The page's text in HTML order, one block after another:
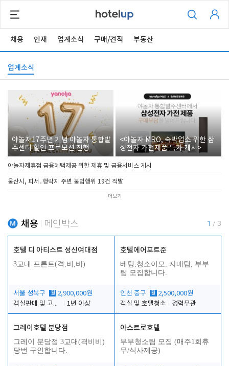
채용 인재 업계소식 구매/견적 부동산
업계소식
야놀자17주년 기념 야놀자 통합발
주센터 할인 프로모션 진행
<야놀자 MRO, 숙박업소 위한 삼
성전자 가전제품 특가 개시>
야놀자제휴점 금융혜택제공 위한 제휴 및 금융서비스 게시
울산시, 피서․행락지 주변 불법행위 19건 적발
더보기
채용 메인박스 1 / 3
호텔 디 아티스트 성신여대점
3교대 프론트(격,비,비)
서울 성북구 월 2,900,000원
객실판매 및 고객응대
1년 이상
호텔에어포트준
베팅,청소이모, 자매팀, 부부
팀 모집합니다.
인천 중구 월 2,500,000원
객실 및 호텔청소
경력무관
그레이호텔 분당점
그레이 분당점 3교대(격비비)
당번 구인합니다.
아스트로호텔
부부청소팀 모집 (매주1회휴
무/식사제공)